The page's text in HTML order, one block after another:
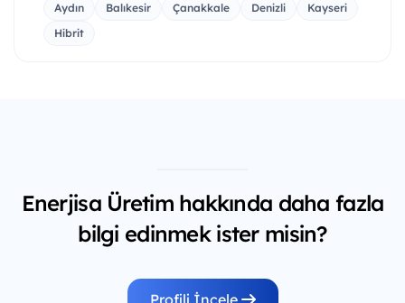
Aydın Balıkesir Çanakkale Denizli
Kayseri
Hibrit
Enerjisa Üretim hakkında daha fazla
bilgi edinmek ister misin?